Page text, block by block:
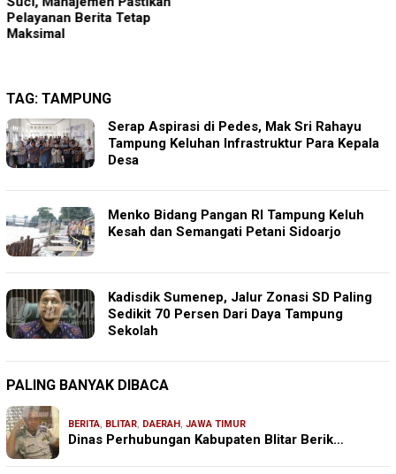
TAG: TAMPUNG
Serap Aspirasi di Pedes, Mak Sri Rahayu
Tampung Keluhan Infrastruktur Para Kepala
Desa
Menko Bidang Pangan RI Tampung Keluh
Kesah dan Semangati Petani Sidoarjo
Kadisdik Sumenep, Jalur Zonasi SD Paling
Sedikit 70 Persen Dari Daya Tampung
Sekolah
PALING BANYAK DIBACA
BERITA, BLITAR, DAERAH , JAWA TIMUR
Dinas Perhubungan Kabupaten Blitar Berik…